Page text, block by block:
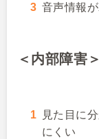
音声情報
＜内部障害＞
見た目に
にくい